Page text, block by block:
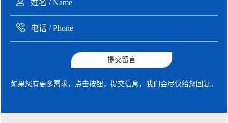
提交留言
如果您有更多需求，点击按钮，提交信息，我们会尽快给您回复。